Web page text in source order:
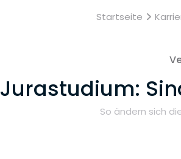
Startseite
Jurastudium:
So ändern sich